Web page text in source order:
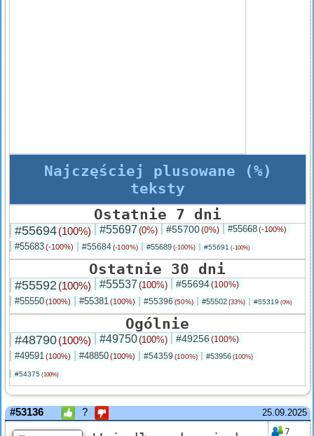
Najczęściej plusowane (%)
teksty
Ostatnie 7 dni
#55694(100%) #55697 (0%) #55700(0%) #55668(-100%)
#55683(-100%) #55684(-100%) #55689 (-100%) #55691 (-100%)
Ostatnie 30 dni
#55592 (100%) #55537 (100%) #55694(100%)
#55550(100%) #55381(100%) #55396 (50%) #55502 (33%) #55319 (0%)
Ogólnie
#48790(100%) #49750(100%) #49256 (100%)
#49591(100%) #48850(100%) #54359 (100%) #53956 (100%)
#54375 (100%)
25.09.2025
#53136 ?
7